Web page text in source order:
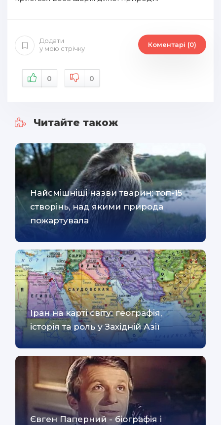
Додати
у мою стрічку
Коментарі (0)
0 0
Читайте також
Найсмішніші назви тварин: топ-15
створінь, над якими природа
пожартувала
Іран на карті світу: географія,
історія та роль у Західній Азії
Євген Паперний - біографія і